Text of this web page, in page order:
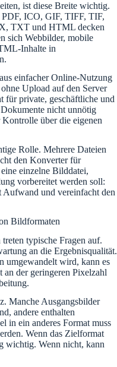
ist diese Breite wichtig.
ICO, GIF, TIFF, TIF,
TXT und HTML decken
sich Webbilder, mobile
Inhalte in
einfacher Online-Nutzung
Upload auf den Server
für private, geschäftliche und
nicht unnötig
über die eigenen
Rolle. Mehrere Dateien
den Konverter für
einzelne Bilddatei,
vorbereitet werden soll:
und vereinfacht den
Bildformaten
typische Fragen auf.
an die Ergebnisqualität.
umgewandelt wird, kann es
an der geringeren Pixelzahl
Manche Ausgangsbilder
andere enthalten
in ein anderes Format muss
Wenn das Zielformat
wichtig. Wenn nicht, kann